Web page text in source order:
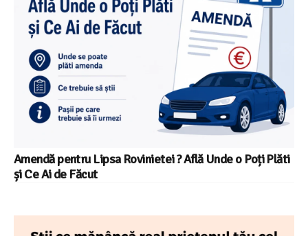
Amendă pentru Lipsa Rovinietei ? Află Unde o Poți Plăti
și Ce Ai de Făcut